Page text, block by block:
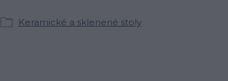
Keramické a sklenené stoly